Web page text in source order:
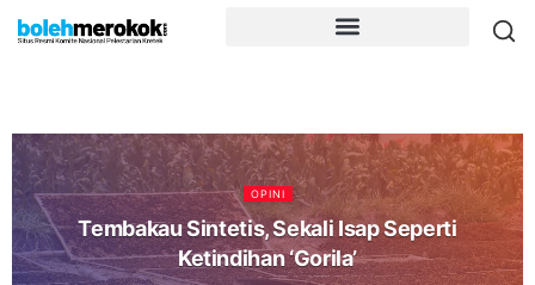
OPINI
Tembakau Sintetis, Sekali Isap Seperti
Ketindihan ‘Gorila’